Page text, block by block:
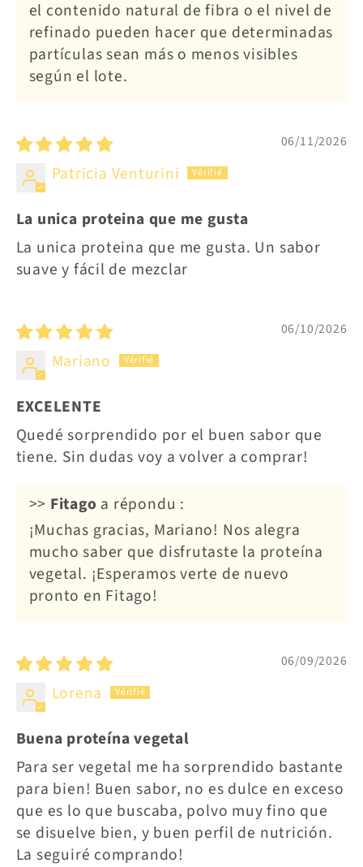
el contenido natural de fibra o el nivel de
refinado pueden hacer que determinadas
partículas sean más o menos visibles
según el lote.
06/11/2026
Patricia Venturini
La unica proteina que me gusta
La unica proteina que me gusta. Un sabor
suave y fácil de mezclar
06/10/2026
Mariano
EXCELENTE
Quedé sorprendido por el buen sabor que
tiene. Sin dudas voy a volver a comprar!
>> Fitago a répondu :
¡Muchas gracias, Mariano! Nos alegra
mucho saber que disfrutaste la proteína
vegetal. ¡Esperamos verte de nuevo
pronto en Fitago!
06/09/2026
Lorena
Buena proteína vegetal
Para ser vegetal me ha sorprendido bastante
para bien! Buen sabor, no es dulce en exceso
que es lo que buscaba, polvo muy fino que
se disuelve bien, y buen perfil de nutrición.
La seguiré comprando!